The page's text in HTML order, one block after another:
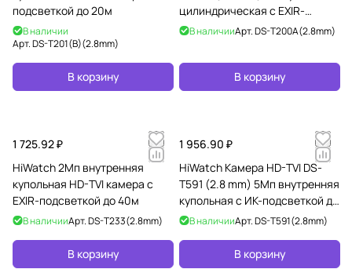
подсветкой до 20м
В наличии
Арт.DS-T201(B)(2.8mm)
В корзину
цилиндрическая с EXIR-
подсветкой до 30м
В наличииАрт.DS-T200A(2.8mm)
В корзину
1 725.92 ₽
HiWatch 2Мп внутренняя
купольная HD-TVI камера с
EXIR-подсветкой до 40м
В наличииАрт.DS-T233(2.8mm)
В корзину
1 956.90 ₽
HiWatch Камера HD-TVI DS-
T591 (2.8 mm) 5Мп внутренняя
купольная с ИК-подсветкой до
20мВ наличииАрт.DS-T591(2.8mm)
В корзину